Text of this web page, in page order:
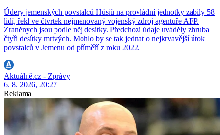
Údery jemenských povstalců Húsíů na provládní jednotky zabily 58
lidí, řekl ve čtvrtek nejmenovaný vojenský zdroj agentuře AFP.
Zraněných jsou podle něj desítky. Předchozí údaje uváděly zhruba
čtyři desítky mrtvých. Mohlo by se tak jednat o nejkrvavější útok
povstalců v Jemenu od příměří z roku 2022.
Aktuálně.cz - Zprávy
6. 8. 2026, 20:27
Reklama